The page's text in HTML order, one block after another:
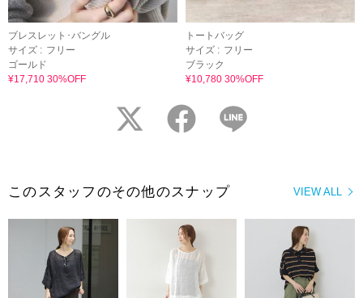
ブレスレット･バングル
サイズ : フリー
ゴールド
¥17,710 30%OFF
トートバッグ
サイズ : フリー
ブラック
¥10,780 30%OFF
twitter facebook
VIEW ALL
このスタッフのその他のスナップ